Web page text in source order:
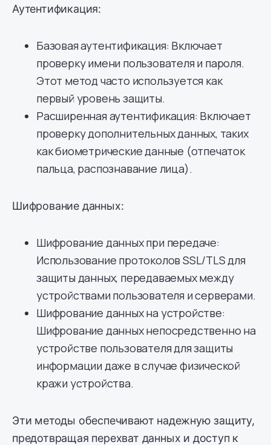
Аутентификация:
Базовая аутентификация: Включает
проверку имени пользователя и пароля.
Этот метод часто используется как
первый уровень защиты.
Расширенная аутентификация: Включает
проверку дополнительных данных, таких
как биометрические данные (отпечаток
пальца, распознавание лица).
Шифрование данных:
Шифрование данных при передаче:
Использование протоколов SSL/TLS для
защиты данных, передаваемых между
устройствами пользователя и серверами.
Шифрование данных на устройстве:
Шифрование данных непосредственно на
устройстве пользователя для защиты
информации даже в случае физической
кражи устройства.
Эти методы обеспечивают надежную защиту,
предотвращая перехват данных и доступ к